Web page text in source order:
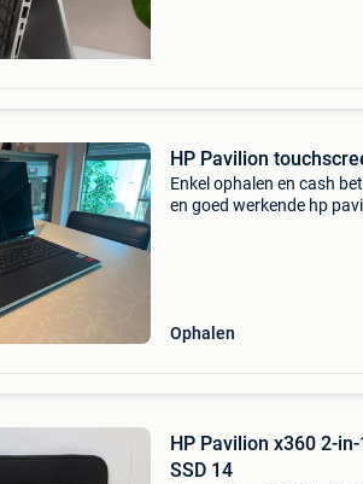
HP Pavilion
Enkel ophalen en cash
en goed werkende hp
Ophalen
HP Pavilion x360 2-
SSD 14